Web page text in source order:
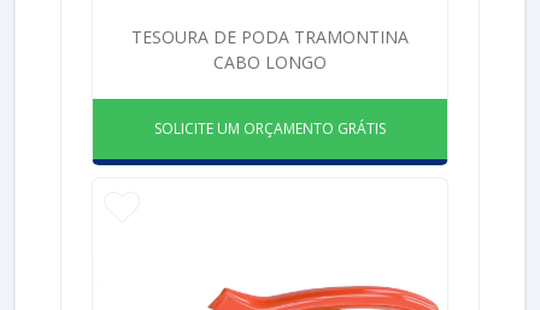
TESOURA DE PODA TRAMONTINA
CABO LONGO
SOLICITE UM ORÇAMENTO GRÁTIS